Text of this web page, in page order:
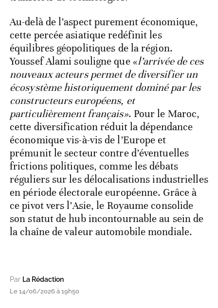
Au-delà de l’aspect purement économique,
cette percée asiatique redéfinit les
équilibres géopolitiques de la région.
Youssef Alami souligne que «l’arrivée de ces
nouveaux acteurs permet de diversifier un
écosystème historiquement dominé par les
constructeurs européens, et
particulièrement français». Pour le Maroc,
cette diversification réduit la dépendance
économique vis-à-vis de l’Europe et
prémunit le secteur contre d’éventuelles
frictions politiques, comme les débats
réguliers sur les délocalisations industrielles
en période électorale européenne. Grâce à
ce pivot vers l’Asie, le Royaume consolide
son statut de hub incontournable au sein de
la chaîne de valeur automobile mondiale.
Par La Rédaction
Le 14/06/2026 à 19h50